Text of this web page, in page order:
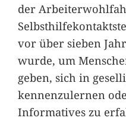
der
vor über sieben
wurde, um
geben, sich in
kennenzulernen
Informatives zu